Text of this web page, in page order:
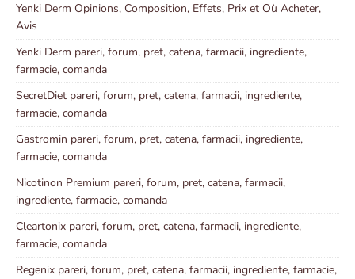
Yenki Derm Opinions, Composition, Effets, Prix et Où Acheter,
Avis
Yenki Derm pareri, forum, pret, catena, farmacii, ingrediente,
farmacie, comanda
SecretDiet pareri, forum, pret, catena, farmacii, ingrediente,
farmacie, comanda
Gastromin pareri, forum, pret, catena, farmacii, ingrediente,
farmacie, comanda
Nicotinon Premium pareri, forum, pret, catena, farmacii,
ingrediente, farmacie, comanda
Cleartonix pareri, forum, pret, catena, farmacii, ingrediente,
farmacie, comanda
Regenix pareri, forum, pret, catena, farmacii, ingrediente, farmacie,